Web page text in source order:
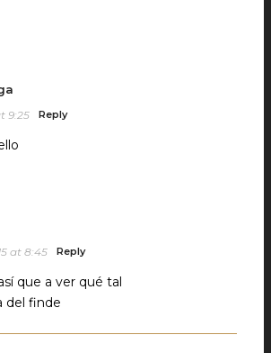
9:25 Reply
at 8:45 Reply
que a ver qué tal
del finde